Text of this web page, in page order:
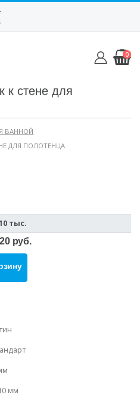
0
к стене для
ВАННОЙ
ДЛЯ ПОЛОТЕНЦА
тыс.
руб.
мм